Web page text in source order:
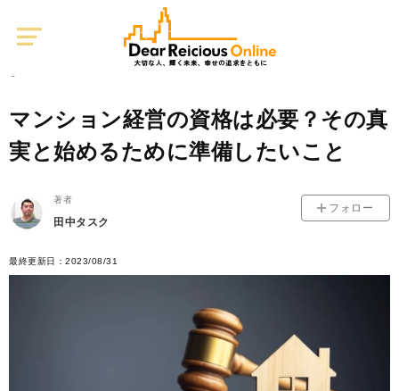
不動産投資
マンション経営の資格は必要？その真
実と始めるために準備したいこと
著者
田中タスク
フォロー
最終更新日：2023/08/31